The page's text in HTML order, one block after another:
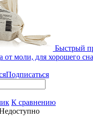
Быстрый
от моли, для хорошего
Подписаться
К сравнению